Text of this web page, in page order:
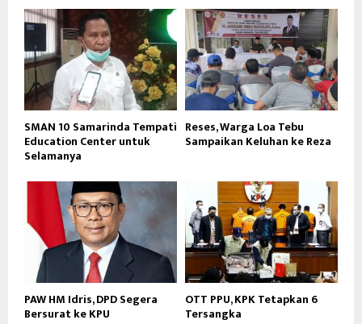
SMAN 10 Samarinda Tempati
Education Center untuk
Selamanya
Reses, Warga Loa Tebu
Sampaikan Keluhan ke Reza
PAW HM Idris, DPD Segera
Bersurat ke KPU
OTT PPU, KPK Tetapkan 6
Tersangka